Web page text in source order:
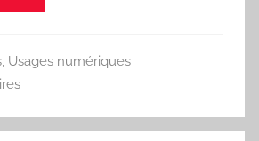
, Usages numériques